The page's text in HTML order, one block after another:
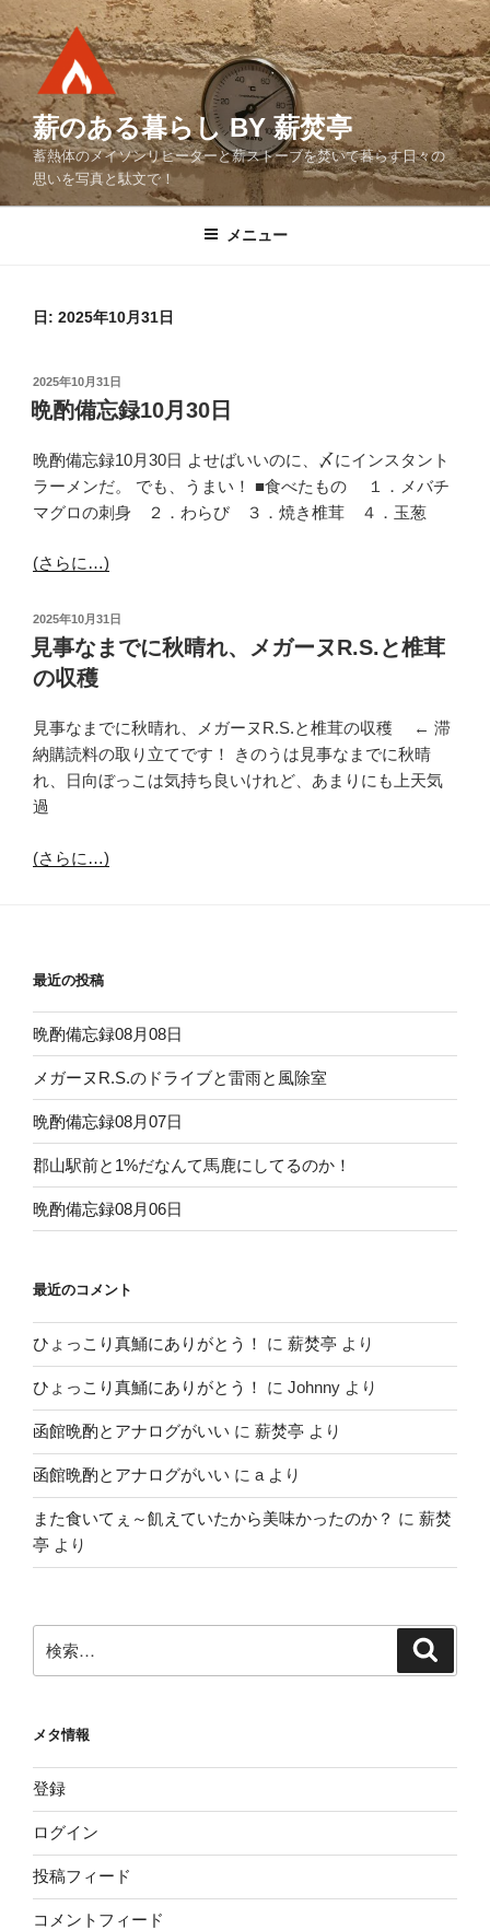
ン
テ
ン
ツ
へ
キ
薪のある暮らし BY 薪焚亭
蓄熱体のメイソンリヒーターと薪ストーブを焚いて暮らす日々の
思いを写真と駄文で！
メニュー
日: 2025年10月31日
投
稿
日:
2025年10月31日
晩酌備忘録10月30日
晩酌備忘録10月30日 よせばいいのに、〆にインスタント
ラーメンだ。 でも、うまい！ ■食べたもの １．メバチ
マグロの刺身 ２．わらび ３．焼き椎茸 ４．玉葱
(さらに…)
投
稿
日:
2025年10月31日
見事なまでに秋晴れ、メガーヌR.S.と椎茸
の収穫
見事なまでに秋晴れ、メガーヌR.S.と椎茸の収穫 ← 滞
納購読料の取り立てです！ きのうは見事なまでに秋晴
れ、日向ぼっこは気持ち良いけれど、あまりにも上天気
過
(さらに…)
最近の投稿
晩酌備忘録08月08日
メガーヌR.S.のドライブと雷雨と風除室
晩酌備忘録08月07日
郡山駅前と1%だなんて馬鹿にしてるのか！
晩酌備忘録08月06日
最近のコメント
ひょっこり真鯒にありがとう！ に 薪焚亭 より
ひょっこり真鯒にありがとう！ に Johnny より
函館晩酌とアナログがいい に 薪焚亭 より
函館晩酌とアナログがいい に a より
また食いてぇ～飢えていたから美味かったのか？ に 薪焚
亭 より
索:
メタ情報
登録
ログイン
投稿フィード
コメントフィード